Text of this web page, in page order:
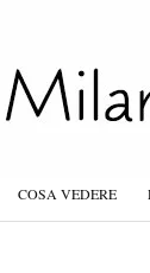
COSA VEDERE